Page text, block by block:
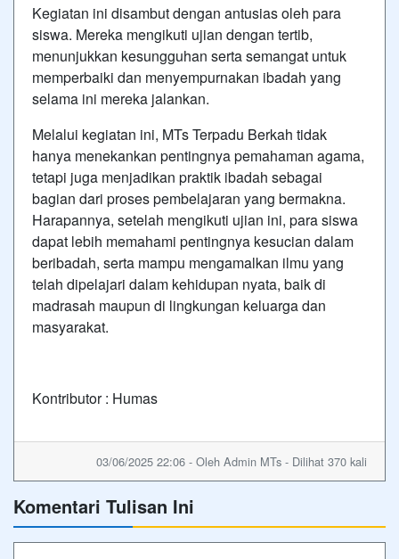
Kegiatan ini disambut dengan antusias oleh para
siswa. Mereka mengikuti ujian dengan tertib,
menunjukkan kesungguhan serta semangat untuk
memperbaiki dan menyempurnakan ibadah yang
selama ini mereka jalankan.
Melalui kegiatan ini, MTs Terpadu Berkah tidak
hanya menekankan pentingnya pemahaman agama,
tetapi juga menjadikan praktik ibadah sebagai
bagian dari proses pembelajaran yang bermakna.
Harapannya, setelah mengikuti ujian ini, para siswa
dapat lebih memahami pentingnya kesucian dalam
beribadah, serta mampu mengamalkan ilmu yang
telah dipelajari dalam kehidupan nyata, baik di
madrasah maupun di lingkungan keluarga dan
masyarakat.
Kontributor : Humas
03/06/2025 22:06 - Oleh Admin MTs - Dilihat 370 kali
Komentari Tulisan Ini